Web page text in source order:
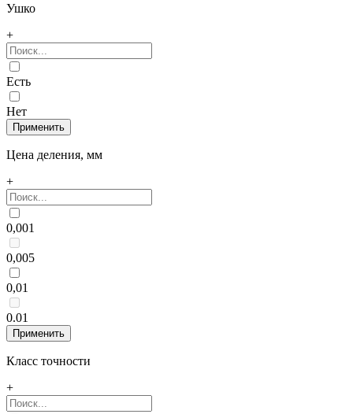
Ушко
+
Есть
Нет
Цена деления, мм
+
0,001
0,005
0,01
0.01
Класс точности
+